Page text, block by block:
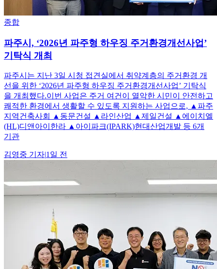
종합
파주시, ‘2026년 파주형 하우징 주거환경개선사업’
기탁식 개최
파주시는 지난 3일 시청 접견실에서 취약계층의 주거환경 개
선을 위한 ‘2026년 파주형 하우징 주거환경개선사업’ 기탁식
을 개최했다.이번 사업은 주거 여건이 열악한 시민이 안전하고
쾌적한 환경에서 생활할 수 있도록 지원하는 사업으로, ▲파주
지역건축사회 ▲동문건설 ▲라인산업 ▲제일건설 ▲에이치엘
(HL)디앤아이한라 ▲아이파크(IPARK)현대산업개발 등 6개
기관
김영중 기자|1일 전